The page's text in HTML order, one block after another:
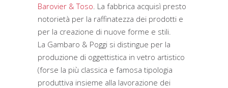
Barovier & Toso . La fabbrica acquisì presto
notorietà per la raffinatezza dei prodotti e
per la creazione di nuove forme e stili.
La Gambaro & Poggi si distingue per la
produzione di oggettistica in vetro artistico
(forse la più classica e famosa tipologia
produttiva insieme alla lavorazione dei